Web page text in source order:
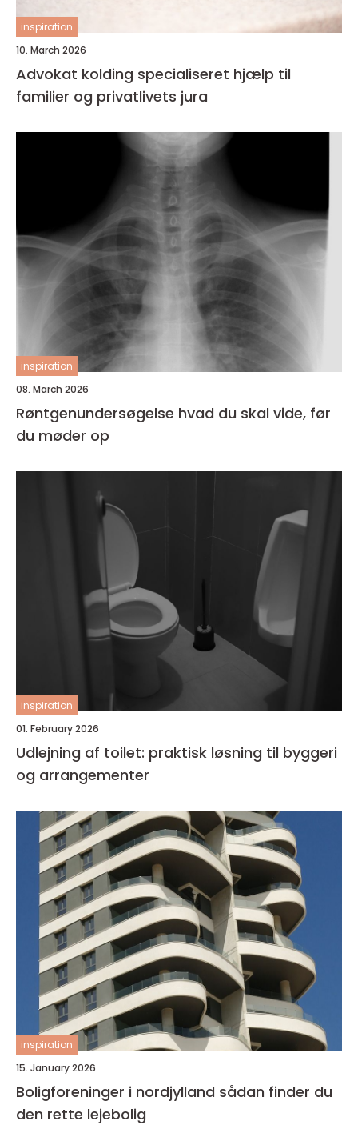
inspiration
10. March 2026
Advokat kolding specialiseret hjælp til
familier og privatlivets jura
inspiration
08. March 2026
Røntgenundersøgelse hvad du skal vide, før
du møder op
inspiration
01. February 2026
Udlejning af toilet: praktisk løsning til byggeri
og arrangementer
inspiration
15. January 2026
Boligforeninger i nordjylland sådan finder du
den rette lejebolig